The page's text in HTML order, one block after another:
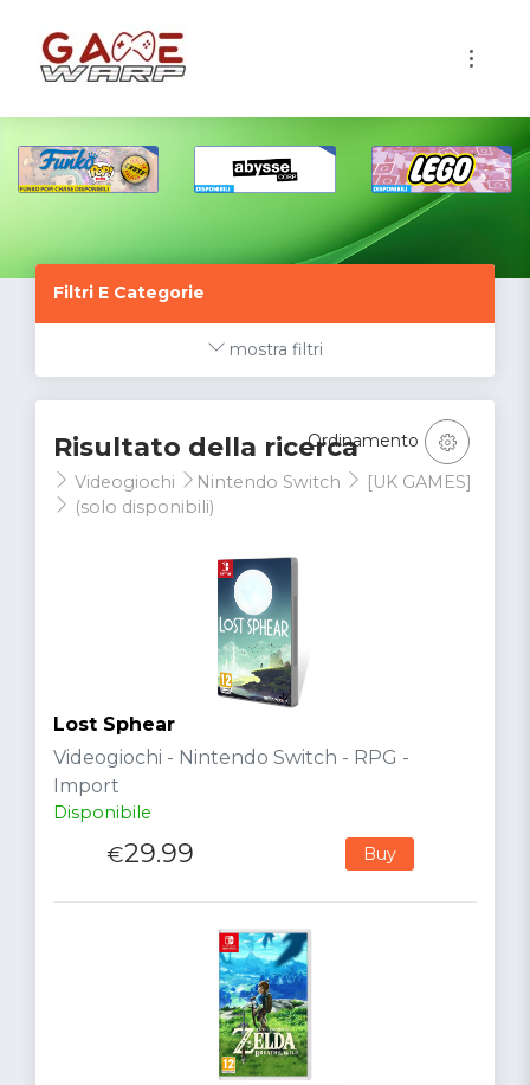
Filtri E Categorie
mostra filtri
Risultato della ricerca
Videogiochi Nintendo Switch
[UK GAMES]
(solo disponibili)
Ordinamento
Lost Sphear
Videogiochi - Nintendo Switch - RPG -
Import
Disponibile
€29.99 Buy